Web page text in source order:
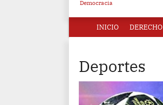
Democracia
INICIO DERECHO
Deportes